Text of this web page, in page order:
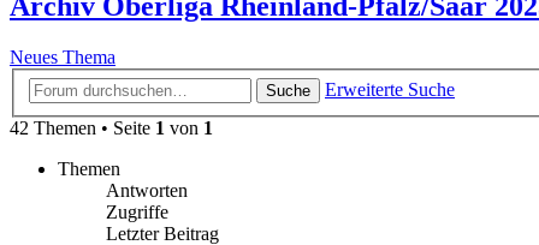
Archiv Oberliga Rheinland-Pfalz/Saar
Neues Thema
Suche
Erweiterte Suche
42 Themen • Seite 1 von 1
Themen
Antworten
Zugriffe
Letzter Beitrag